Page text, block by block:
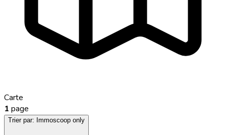
Carte
1 page
Trier par: Immoscoop only